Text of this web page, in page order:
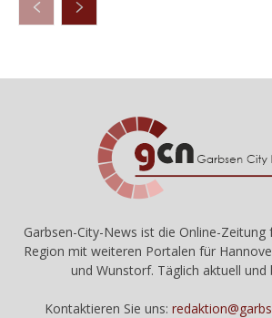
Garbsen-City-News ist die Online-Zeitung
Region mit weiteren Portalen für
und Wunstorf. Täglich aktuell und
Kontaktieren Sie uns: